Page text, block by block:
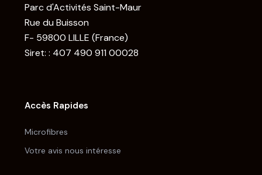
Parc d'Activités Saint-Maur
Rue du Buisson
F- 59800 LILLE (France)
Siret: : 407 490 911 00028
Accès Rapides
Microfibres
Votre avis nous intéresse